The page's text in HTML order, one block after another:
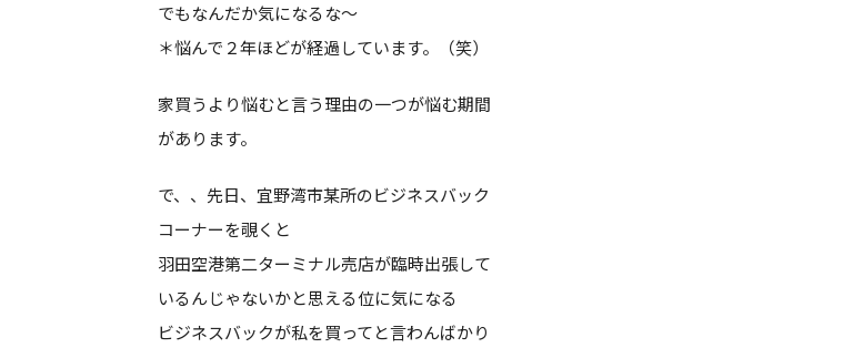
でもなんだか気になるな～
＊悩んで２年ほどが経過しています。（笑）
家買うより悩むと言う理由の一つが悩む期間
があります。
で、、先日、宜野湾市某所のビジネスバック
コーナーを覗くと
羽田空港第二ターミナル売店が臨時出張して
いるんじゃないかと思える位に気になる
ビジネスバックが私を買ってと言わんばかり